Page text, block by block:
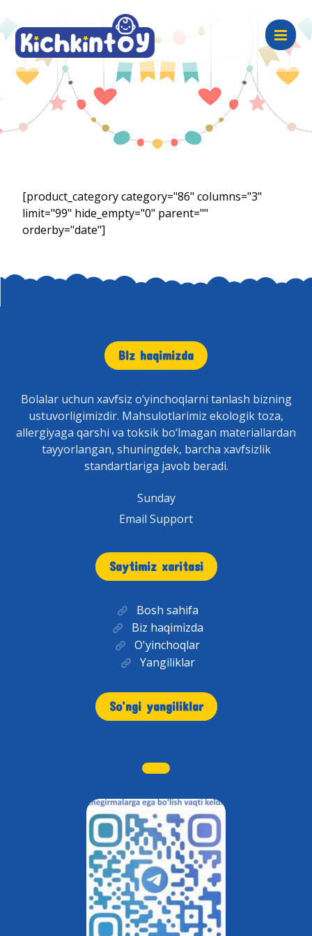
[product_category category="86" columns="3"
limit="99" hide_empty="0" parent=""
orderby="date"]
BIz haqimizda
Bolalar uchun xavfsiz o‘yinchoqlarni tanlash bizning
ustuvorligimizdir. Mahsulotlarimiz ekologik toza,
allergiyaga qarshi va toksik bo‘lmagan materiallardan
tayyorlangan, shuningdek, barcha xavfsizlik
standartlariga javob beradi.
Sunday
Email Support
Saytimiz xaritasi
Bosh sahifa
Biz haqimizda
O'yinchoqlar
Yangiliklar
So’ngi yangiliklar